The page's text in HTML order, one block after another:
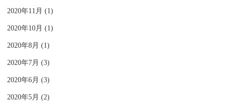
2020年11月 (1)
2020年10月 (1)
2020年8月 (1)
2020年7月 (3)
2020年6月 (3)
2020年5月 (2)